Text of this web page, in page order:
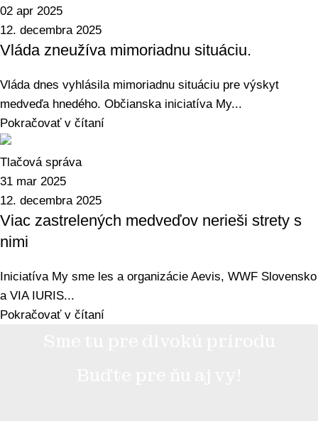
02 apr 2025
12. decembra 2025
Vláda zneužíva mimoriadnu situáciu.
Vláda dnes vyhlásila mimoriadnu situáciu pre výskyt
medveďa hnedého. Občianska iniciatíva My...
Pokračovať v čítaní
Tlačová správa
31 mar 2025
12. decembra 2025
Viac zastrelených medveďov nerieši strety s
nimi
Iniciatíva My sme les a organizácie Aevis, WWF Slovensko
a VIA IURIS...
Pokračovať v čítaní